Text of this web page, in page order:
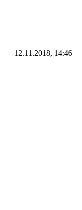
12.11.2018, 14:46